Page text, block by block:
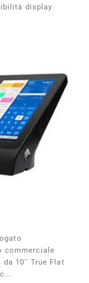
display
commerciale
da 10'' True Flat